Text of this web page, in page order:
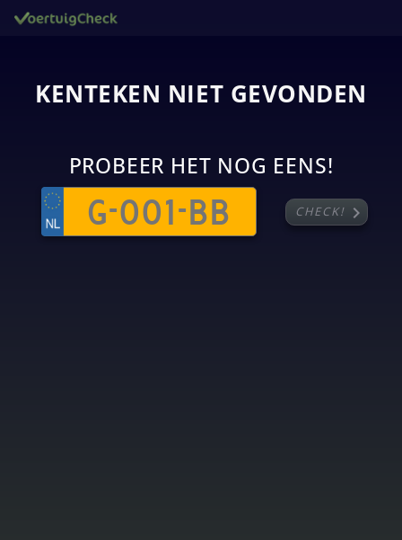
KENTEKEN NIET GEVONDEN
PROBEER HET NOG EENS!
CHECK! chevron_right